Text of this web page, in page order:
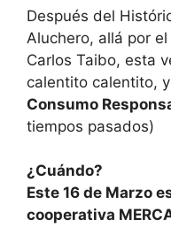
Después del
Aluchero, allá por
Carlos Taibo, esta
calentito calentito,
Consumo
tiempos pasados)
¿Cuándo?
Este 16 de Marzo
cooperativa